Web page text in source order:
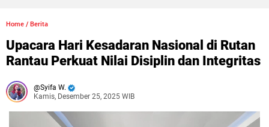
Home / Berita
Upacara Hari Kesadaran Nasional di Rutan
Rantau Perkuat Nilai Disiplin dan Integritas
Syifa W.
Kamis, Desember 25, 2025 WIB